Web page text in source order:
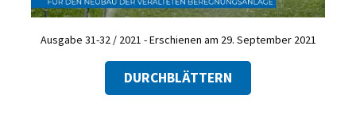
Ausgabe 31-32 / 2021 - Erschienen am 29. September 2021
DURCHBLÄTTERN